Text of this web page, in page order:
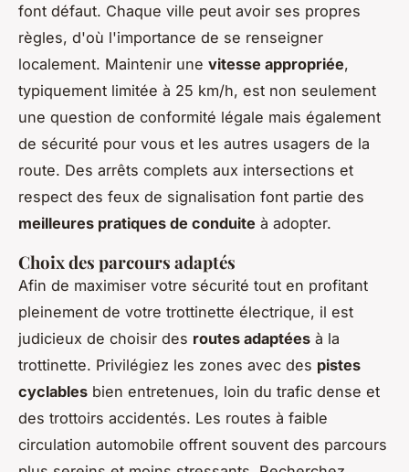
font défaut. Chaque ville peut avoir ses propres
règles, d'où l'importance de se renseigner
localement. Maintenir une vitesse appropriée,
typiquement limitée à 25 km/h, est non seulement
une question de conformité légale mais également
de sécurité pour vous et les autres usagers de la
route. Des arrêts complets aux intersections et
respect des feux de signalisation font partie des
meilleures pratiques de conduite à adopter.
Choix des parcours adaptés
Afin de maximiser votre sécurité tout en profitant
pleinement de votre trottinette électrique, il est
judicieux de choisir des routes adaptées à la
trottinette. Privilégiez les zones avec des pistes
cyclables bien entretenues, loin du trafic dense et
des trottoirs accidentés. Les routes à faible
circulation automobile offrent souvent des parcours